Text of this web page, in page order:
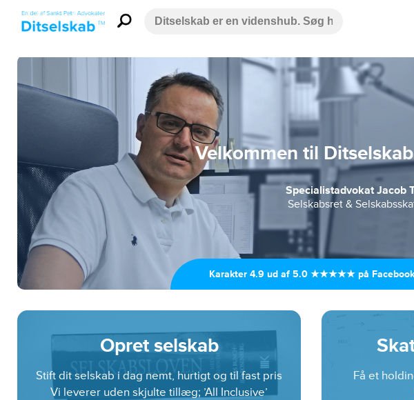
Velkommen til
Specialistadvokat Jacob
Selskabsret &
Karakter 4.9 ud af 5.0 ★★★★★ på Facebook
Opret selskab
Stift dit selskab i dag nemt, hurtigt og til fast pris
Vi leverer uden skjulte tillæg; ’All Inclusive’
Få et